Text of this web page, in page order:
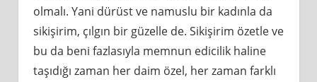
olmalı. Yani dürüst ve namuslu bir kadınla da
sikişirim, çılgın bir güzelle de. Sikişirim özetle ve
bu da beni fazlasıyla memnun edicilik haline
taşıdığı zaman her daim özel, her zaman farklı